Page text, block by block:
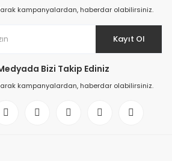
kampanyalardan, haberdar olabilirsiniz.
Kayıt Ol
Bizi Takip Ediniz
kampanyalardan, haberdar olabilirsiniz.